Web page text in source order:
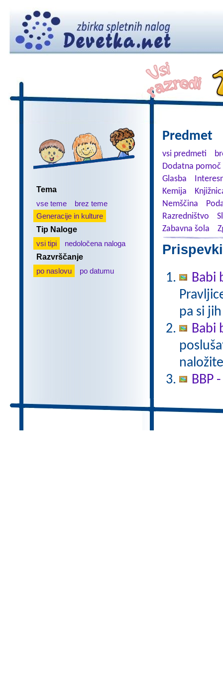
Tema
vse teme
brez teme
Generacije in kulture
Tip Naloge
vsi tipi
nedoločena naloga
Razvrščanje
po naslovu
po datumu
Predmet
vsi predmeti
Dodatna
Glasba
Kemija
Nemščina
Razredništvo
Zabavna šola
Babi
pa si
Babi
BBP